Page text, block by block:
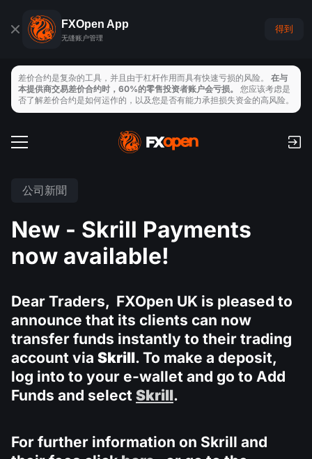
FXOpen App
无缝账户管理
得到
支付
存取款
交易工具
股票
ETF
交易平臺
TickTrader
MT5
比較
FXOpen App
Android FXOpen App
FIX API
新聞與分析
股息日曆
幫助中心
什麼是差價合約交易?
什麼是ECN交易?
公司新聞
為什麼選擇我們
聯繫我們
公司新聞
New - Skrill Payments
now available!
Dear Traders, FXOpen UK is pleased to
announce that its clients can now
transfer funds instantly to their trading
account via Skrill. To make a deposit,
log into to your e-wallet and go to Add
Funds and select Skrill.
For further information on Skrill and
差价合约是复杂的工具，并且由于杠杆作用而具有快速亏损的风险。 在与
本提供商交易差价合约时，60%的零售投资者账户会亏损。 您应该考虑是
否了解差价合约是如何运作的，以及您是否有能力承担损失资金的高风险。